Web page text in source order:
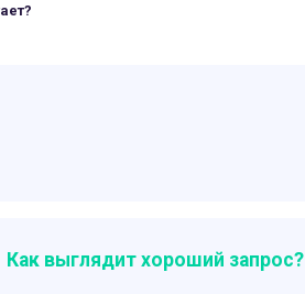
Как выглядит хороший запрос?